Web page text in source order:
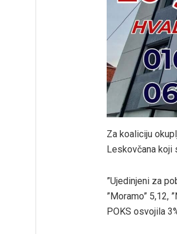
Za koaliciju
Leskovčana koji
”Ujedinjeni za
”Moramo” 5,12,
POKS osvojila